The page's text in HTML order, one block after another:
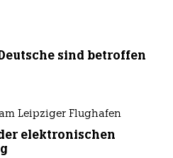
sind betroffen
Leipziger Flughafen
elektronischen